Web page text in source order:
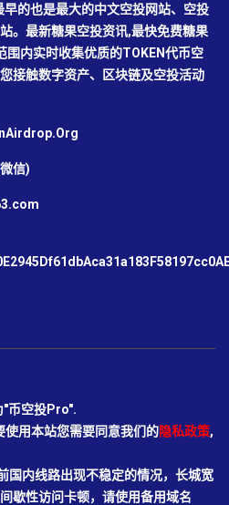
的也是最大的中文空投网站、空投
。最新糖果空投资讯,最快免费糖果
围内实时收集优质的TOKEN代币空
接触数字资产、区块链及空投活动
信)
"币空投Pro".
用本站您需要同意我们的隐私政策,
国内线路出现不稳定的情况，长城宽
歇性访问卡顿，请使用备用域名